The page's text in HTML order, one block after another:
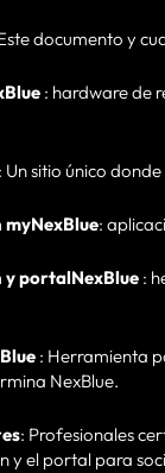
documento y
: hardware de
: Un sitio único
:
y portalNexBlue :
: Herramienta
NexBlue.
: Profesionales
y el portal para